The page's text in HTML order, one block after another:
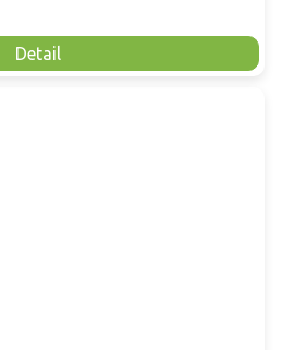
Detail